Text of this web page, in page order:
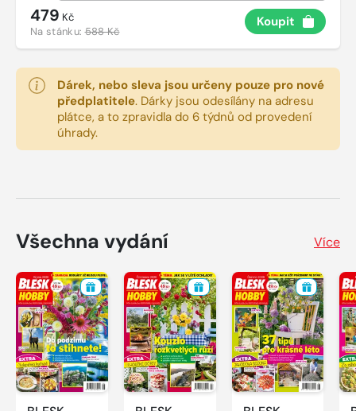
479 Kč
Na stánku:588 Kč
Koupit
Dárek, nebo sleva jsou určeny pouze pro nové
předplatitele. Dárky jsou odesílány na adresu
plátce, a to zpravidla do 6 týdnů od provedení
úhrady.
Všechna vydání Více